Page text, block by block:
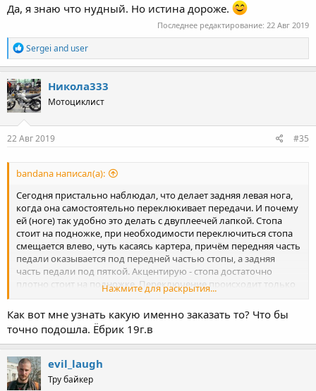
Да, я знаю что нудный. Но истина дороже.
Последнее редактирование: 22 Авг 2019
R
e
a
c
t
i
o
n
s
Sergei and user
Никола333
Мотоциклист
22 Авг 2019 #35
bandana написал(а):
Сегодня пристально наблюдал, что делает задняя левая нога,
когда она самостоятельно переклюкивает передачи. И почему
ей (ноге) так удобно это делать с двуплеечей лапкой. Стопа
стоит на подножке, при необходимости переключиться стопа
смещается влево, чуть касаясь картера, причём передняя часть
педали оказывается под передней частью стопы, а задняя
часть педали под пяткой. Акцентирую - стопа достаточно
плотно стоит на подножке. Переключение происходит только
нажимами, без потери контакта с подножкой, без
выворачивания стопы, просто топчешь то носком, то пяткой,
оперативно отлавливая как любую передачу, так и нейтраль.
причём пофиг, катится масасыклетка или стоит на месте.
Нажмите для раскрытия...
Как вот мне узнать какую именно заказать то? Что бы
точно подошла. Ёбрик 19г.в
evil_laugh
Тру байкер